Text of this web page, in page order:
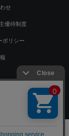
せ
優待制度
ポリシー